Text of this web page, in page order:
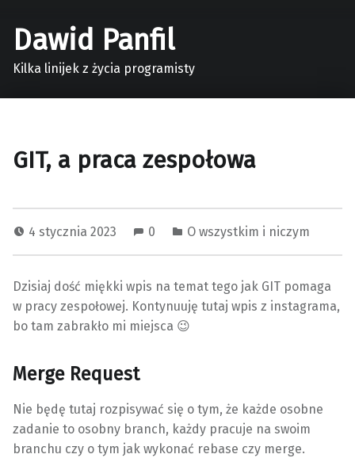
Dawid Panfil
Kilka linijek z życia programisty
GIT, a praca zespołowa
4 stycznia 2023 0 O wszystkim i niczym
Dzisiaj dość miękki wpis na temat tego jak GIT pomaga
w pracy zespołowej. Kontynuuję tutaj wpis z instagrama,
bo tam zabrakło mi miejsca 😉
Merge Request
Nie będę tutaj rozpisywać się o tym, że każde osobne
zadanie to osobny branch, każdy pracuje na swoim
branchu czy o tym jak wykonać rebase czy merge.